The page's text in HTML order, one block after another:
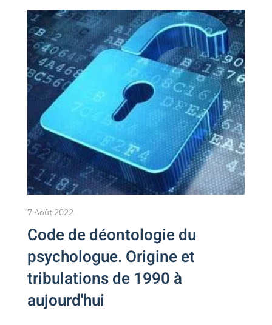
7 Août 2022
Code de déontologie du
psychologue. Origine et
tribulations de 1990 à
aujourd'hui